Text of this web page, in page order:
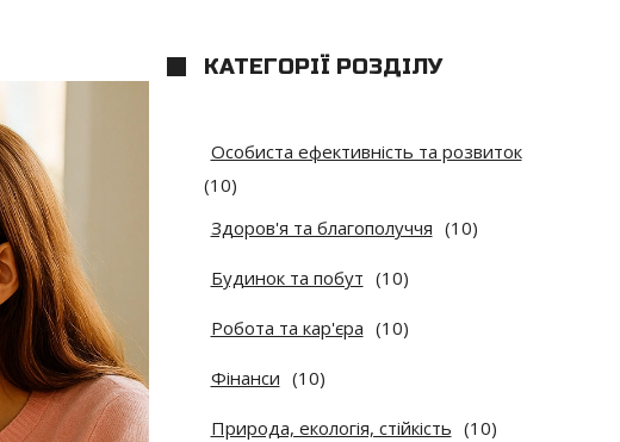
КАТЕГОРІЇ РОЗДІЛУ
Особиста ефективність та розвиток
(10)
Здоров'я та благополуччя (10)
Будинок та побут (10)
Робота та кар'єра (10)
Фінанси (10)
Природа, екологія, стійкість (10)